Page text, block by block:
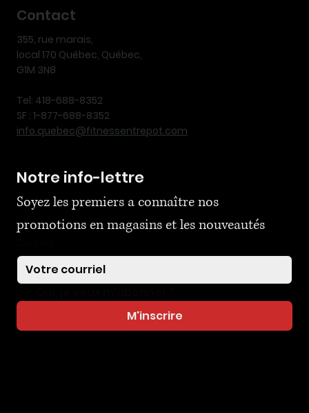
Contact
355, rue marais,
local 170 Québec, Québec,
G1M 3N8
Tel: 418-688-8352
SF : 1-877-688-8352
info.quebec@fitnessentrepot.com
Notre info-lettre
Soyez les premiers a connaître nos
promotions en magasins et les nouveautés
M'inscrire